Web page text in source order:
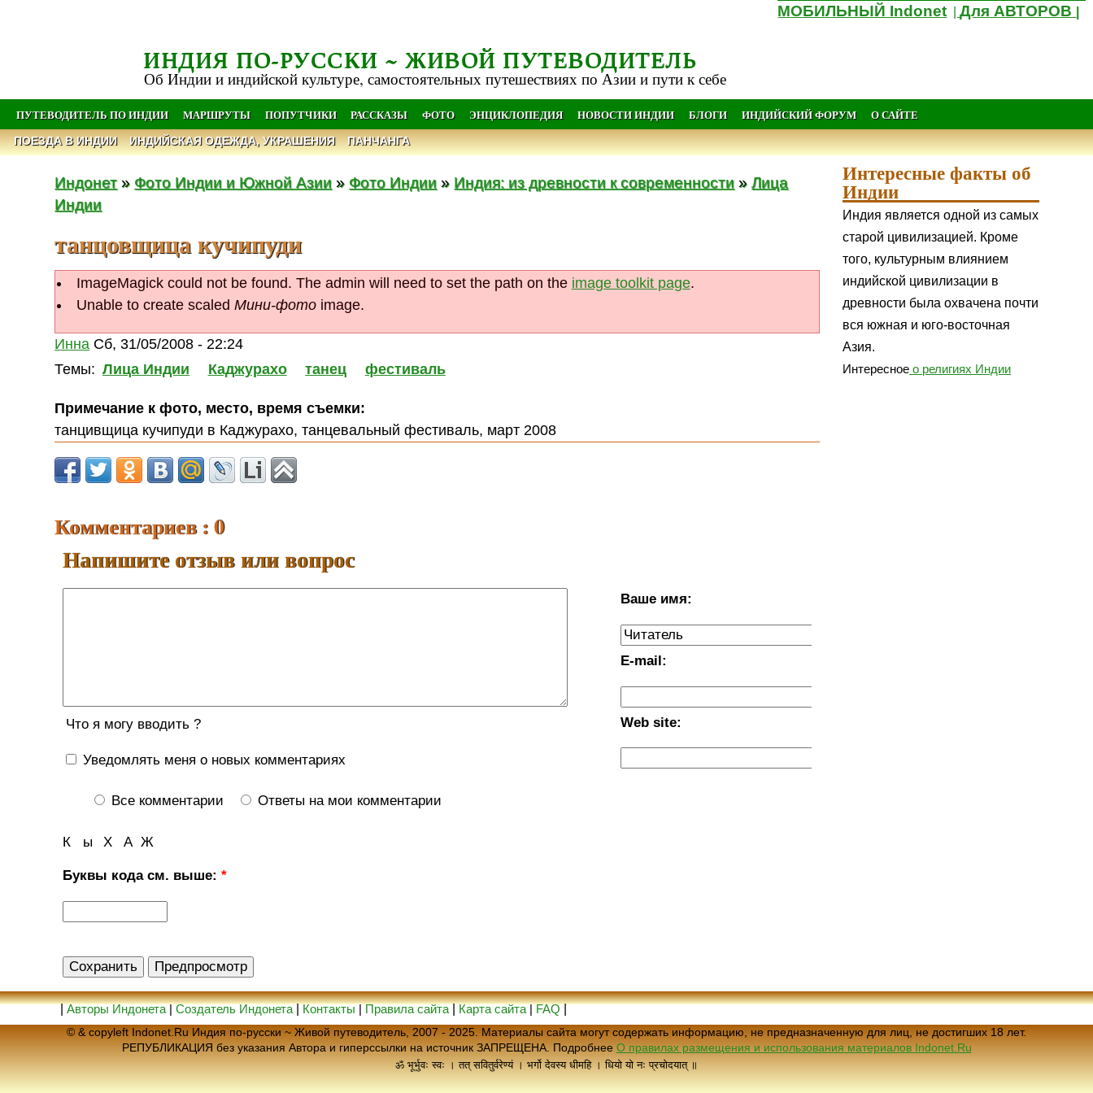
МОБИЛЬНЫЙ Indonet |Для АВТОРОВ
ИНДИЯ ПО-РУССКИ ~ ЖИВОЙ ПУТЕВОДИТЕЛЬ
Об Индии и индийской культуре, самостоятельных путешествиях по Азии и пути к себе
ПУТЕВОДИТЕЛЬ ПО ИНДИИ МАРШРУТЫ ПОПУТЧИКИ РАССКАЗЫ ФОТО ЭНЦИКЛОПЕДИЯ НОВОСТИ ИНДИИ БЛОГИ ИНДИЙСКИЙ ФОРУМ О САЙТЕ
ПОЕЗДА В ИНДИИ ИНДИЙСКАЯ ОДЕЖДА, УКРАШЕНИЯ ПАНЧАНГА
Индонет» Фото Индии и Южной Азии » Фото Индии » Индия: из древности к современности »Лица
Индии
танцовщица кучипуди
ImageMagick could not be found. The admin will need to set the path on the image toolkit page.
Unable to create scaled Мини-фотоimage.
Инна Сб, 31/05/2008 - 22:24
Темы: Лица Индии Каджурахо танец фестиваль
Примечание к фото, место, время съемки:
танцивщица кучипуди в Каджурахо, танцевальный фестиваль, март 2008
Комментариев : 0
Напишите отзыв или вопрос
Ваше имя:
E-mail:
Web site:
Что я могу вводить ?
Уведомлять меня о новых комментариях
Все комментарии Ответы на мои комментарии
А
Х
ы
К Ж
Буквы кода см. выше:*
Интересные факты об
Индии
Индия является одной из самых
старой цивилизацией. Кроме
того, культурным влиянием
индийской цивилизации в
древности была охвачена почти
вся южная и юго-восточная
Азия.
Интересное о религиях Индии
|Авторы Индонета|Создатель Индонета|Контакты|Правила сайта|Карта сайта|FAQ|
© & copyleft Indonet.Ru Индия по-русски ~ Живой путеводитель, 2007 - 2025. Материалы сайта могут содержать информацию, не предназначенную для лиц, не достигших 18 лет.
РЕПУБЛИКАЦИЯ без указания Автора и гиперссылки на источник ЗАПРЕЩЕНА. Подробнее О правилах размещения и использования материалов Indonet.Ru
ॐ भूर्भुवः स्वः । तत् सवितुर्वरेण्यं । भर्गो देवस्य धीमहि । धियो यो नः प्रचोदयात् ॥